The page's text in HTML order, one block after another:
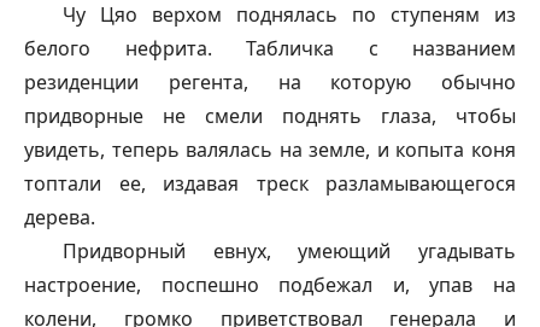
Чу Цяо верхом поднялась по ступеням из
белого нефрита. Табличка с названием
резиденции регента, на которую обычно
придворные не смели поднять глаза, чтобы
увидеть, теперь валялась на земле, и копыта коня
топтали ее, издавая треск разламывающегося
дерева.
Придворный евнух, умеющий угадывать
настроение, поспешно подбежал и, упав на
колени, громко приветствовал генерала и